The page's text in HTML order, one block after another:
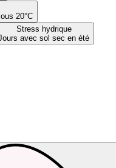
20°C
Stress hydrique
avec sol sec en été